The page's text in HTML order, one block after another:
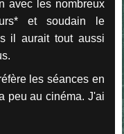
avec les nombreux
et soudain le
il aurait tout aussi
les séances en
peu au cinéma. J'ai